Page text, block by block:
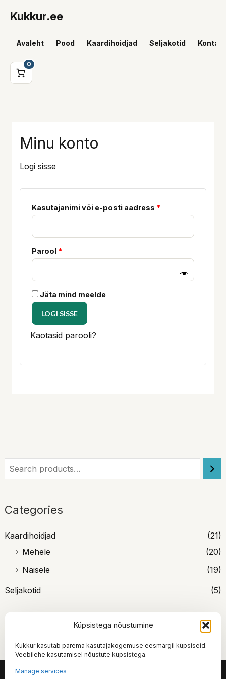
Küpsistega nõustumine
Kukkur kasutab parema kasutajakogemuse eesmärgil küpsiseid.
Veebilehe kasutamisel nõustute küpsistega.
Manage services
Kukkur.ee
Avaleht Pood Kaardihoidjad Seljakotid Kontakt
0
Categories
Kaardihoidjad
(21)
Mehele
(20)
Naisele
(19)
Seljakotid
(5)
Minu konto
Logi sisse
Kasutajanimi või e-posti aadress *
Parool *
Jäta mind meelde
LOGI SISSE
Kaotasid parooli?